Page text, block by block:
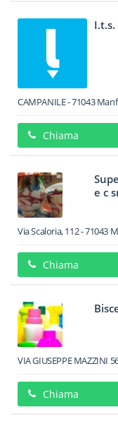
CAMPANILE-71043
Chiama
e c
Via Scaloria, 112-71043
Chiama
VIA GIUSEPPE MAZZINI
Chiama